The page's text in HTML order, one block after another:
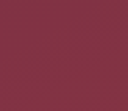
document.comprimé.pdf
-
-